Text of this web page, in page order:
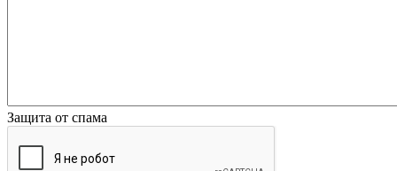
Защита от спама